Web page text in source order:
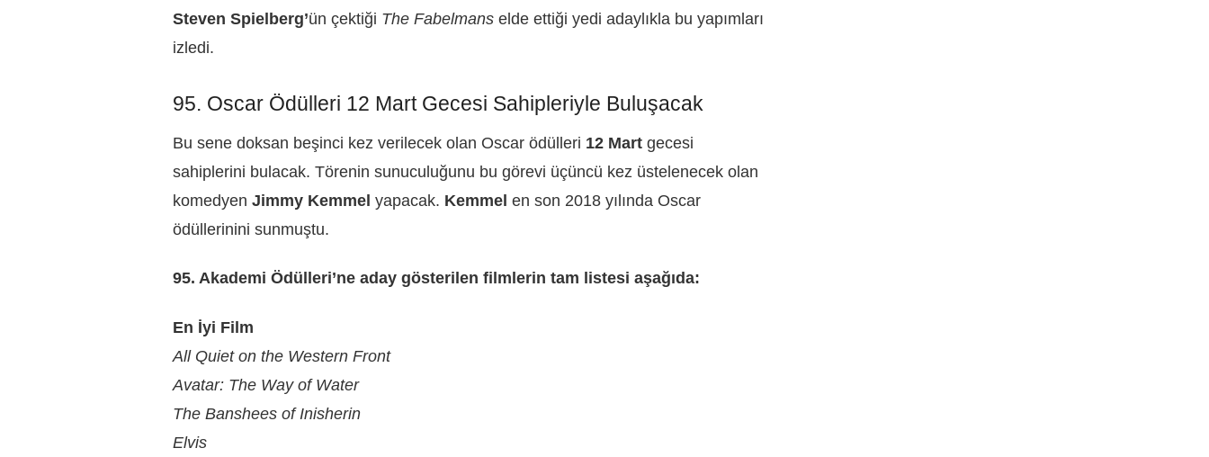
Steven Spielberg’ün çektiği The Fabelmans elde ettiği yedi adaylıkla bu yapımları
izledi.
95. Oscar Ödülleri 12 Mart Gecesi Sahipleriyle Buluşacak
Bu sene doksan beşinci kez verilecek olan Oscar ödülleri 12 Mart gecesi
sahiplerini bulacak. Törenin sunuculuğunu bu görevi üçüncü kez üstelenecek olan
komedyen Jimmy Kemmel yapacak. Kemmel en son 2018 yılında Oscar
ödüllerinini sunmuştu.
95. Akademi Ödülleri’ne aday gösterilen filmlerin tam listesi aşağıda:
En İyi Film
All Quiet on the Western Front
Avatar: The Way of Water
The Banshees of Inisherin
Elvis